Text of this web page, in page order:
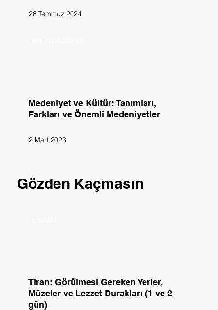
26 Temmuz 2024
Medeniyet ve Kültür: Tanımları,
Farkları ve Önemli Medeniyetler
2 Mart 2023
Tiran: Görülmesi Gereken Yerler,
Müzeler ve Lezzet Durakları (1 ve 2
gün)
Gözden Kaçmasın